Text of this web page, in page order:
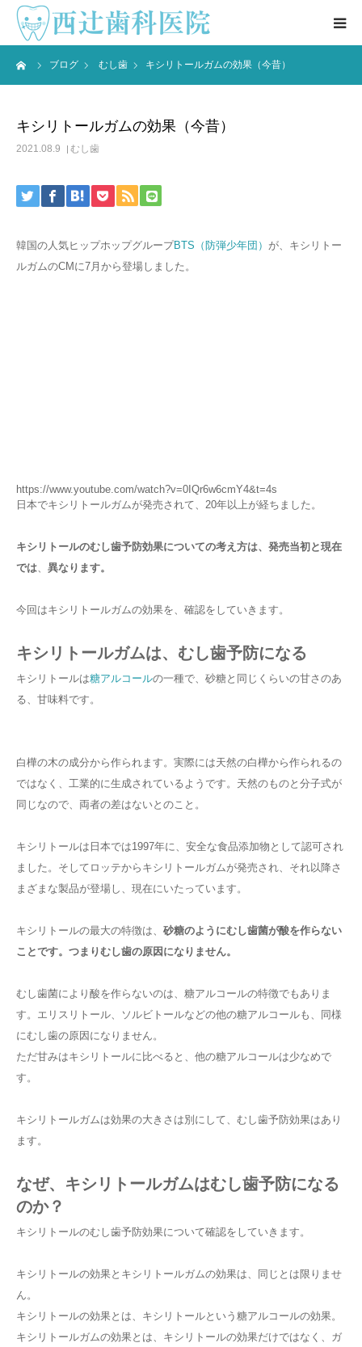
ブログ むし歯 キシリトールガムの効果（今昔）
キシリトールガムの効果（今昔）
2021.08.9 むし歯
韓国の人気ヒップホップグループBTS（防弾少年団） が、キシリトー
ルガムのCMに7月から登場しました。
https://www.youtube.com/watch?v=0IQr6w6cmY4&t=4s
日本でキシリトールガムが発売されて、20年以上が経ちました。
キシリトールのむし歯予防効果についての考え方は、発売当初と現在
では
異なります。
今回はキシリトールガムの効果を、確認をしていきます。
キシリトールガムは、むし歯予防になる
キシリトールは糖アルコールの一種で、砂糖と同じくらいの甘さのあ
る、甘味料です。
白樺の木の成分から作られます。実際には天然の白樺から作られるの
ではなく、工業的に生成されているようです。天然のものと分子式が
同じなので、両者の差はないとのこと。
キシリトールは日本では1997年に、安全な食品添加物として認可され
ました。そしてロッテからキシリトールガムが発売され、それ以降さ
まざまな製品が登場し、現在にいたっています。
キシリトールの最大の特徴は、 砂糖のようにむし歯菌が酸を作らない
ことです。つまりむし歯の原因になりません。
むし歯菌により酸を作らないのは、糖アルコールの特徴でもありま
す。エリスリトール、ソルビトールなどの他の糖アルコールも、同様
にむし歯の原因になりません。
ただ甘みはキシリトールに比べると、他の糖アルコールは少なめで
す。
キシリトールガムは効果の大きさは別にして、むし歯予防効果はあり
ます。
なぜ、キシリトールガムはむし歯予防になる
のか？
キシリトールのむし歯予防効果について確認をしていきます。
キシリトールの効果とキシリトールガムの効果は、同じとは限りませ
ん。
キシリトールの効果とは、キシリトールという糖アルコールの効果。
キシリトールガムの効果とは、キシリトールの効果だけではなく、ガ
医院情報 ▼
患者様の声
アクセス